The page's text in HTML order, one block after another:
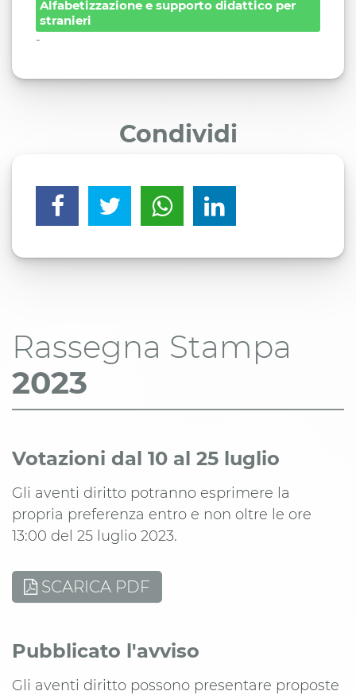
Alfabetizzazione e supporto didattico per
stranieri
-
Condividi
Rassegna Stampa
2023
Votazioni dal 10 al 25 luglio
Gli aventi diritto potranno esprimere la
propria preferenza entro e non oltre le ore
13:00 del 25 luglio 2023.
SCARICA PDF
Pubblicato l'avviso
Gli aventi diritto possono presentare proposte